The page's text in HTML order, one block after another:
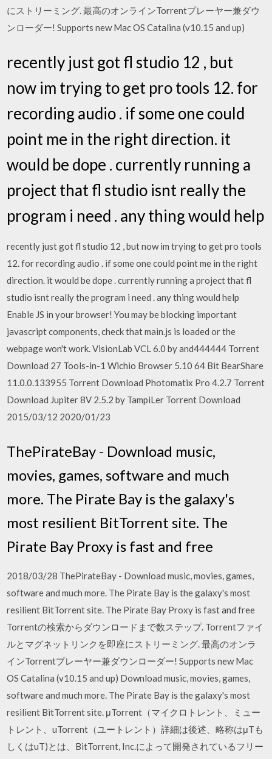
にストリーミング. 最高のオンラインTorrentプレーヤー兼ダウ
ンローダー! Supports new Mac OS Catalina (v10.15 and up)
recently just got fl studio 12 , but
now im trying to get pro tools 12. for
recording audio . if some one could
point me in the right direction. it
would be dope . currently running a
project that fl studio isnt really the
program i need . any thing would help
recently just got fl studio 12 , but now im trying to get pro tools
12. for recording audio . if some one could point me in the right
direction. it would be dope . currently running a project that fl
studio isnt really the program i need . any thing would help
Enable JS in your browser! You may be blocking important
javascript components, check that main.js is loaded or the
webpage won't work. VisionLab VCL 6.0 by and444444 Torrent
Download 27 Tools-in-1 Wichio Browser 5.10 64 Bit BearShare
11.0.0.133955 Torrent Download Photomatix Pro 4.2.7 Torrent
Download Jupiter 8V 2.5.2 by TampiLer Torrent Download
2015/03/12 2020/01/23
ThePirateBay - Download music,
movies, games, software and much
more. The Pirate Bay is the galaxy's
most resilient BitTorrent site. The
Pirate Bay Proxy is fast and free
2018/03/28 ThePirateBay - Download music, movies, games,
software and much more. The Pirate Bay is the galaxy's most
resilient BitTorrent site. The Pirate Bay Proxy is fast and free
Torrentの検索からダウンロードまで数ステップ. Torrentファイ
ルとマグネットリンクを即座にストリーミング. 最高のオンラ
インTorrentプレーヤー兼ダウンローダー! Supports new Mac
OS Catalina (v10.15 and up) Download music, movies, games,
software and much more. The Pirate Bay is the galaxy's most
resilient BitTorrent site. μTorrent（マイクロトレント、ミュー
トレント、uTorrent（ユートレント）詳細は後述、略称はμTも
しくはuT)とは、BitTorrent, Inc.によって開発されているフリー